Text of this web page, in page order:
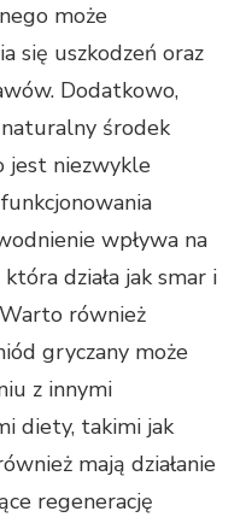
może
się uszkodzeń oraz
Dodatkowo,
naturalny środek
jest niezwykle
wpływa na
działa jak smar i
również
gryczany może
z innymi
diety, takimi jak
mają działanie
regenerację